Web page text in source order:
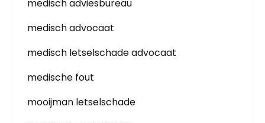
medisch adviesbureau
medisch advocaat
medisch letselschade advocaat
medische fout
mooijman letselschade